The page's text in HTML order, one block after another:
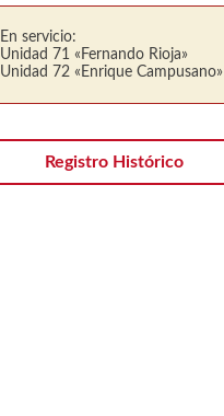
En servicio:
Unidad 71 «Fernando Rioja»
Unidad 72 «Enrique Campusano»
Registro Histórico